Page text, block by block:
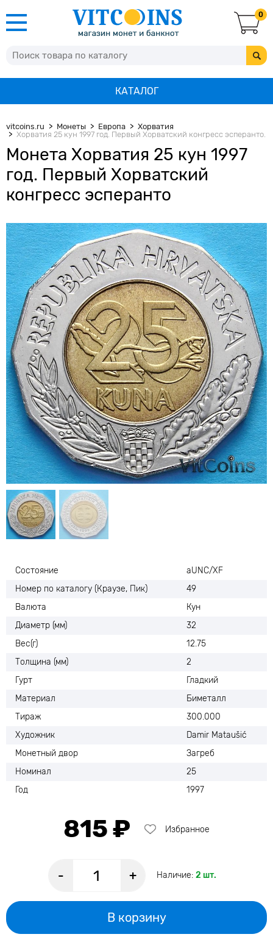
0
КАТАЛОГ
vitcoins.ru Монеты Европа
Хорватия
Хорватия 25 кун 1997 год. Первый Хорватский конгресс эсперанто.
Монета Хорватия 25 кун 1997
год. Первый Хорватский
конгресс эсперанто
Состояние
aUNC/XF
Номер по каталогу (Краузе, Пик)
49
Валюта
Кун
Диаметр (мм)
32
Вес(г)
12.75
Толщина (мм)
2
Гурт
Гладкий
Материал
Биметалл
Тираж
300.000
Художник
Damir Mataušić
Монетный двор
Загреб
Номинал
25
Год
1997
815 ₽ Избранное
- + Наличие: 2 шт.
В корзину